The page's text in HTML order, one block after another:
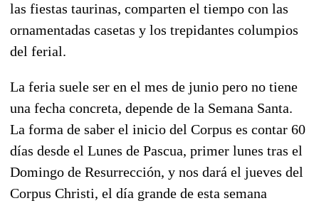
las fiestas taurinas, comparten el tiempo con las
ornamentadas casetas y los trepidantes columpios
del ferial.
La feria suele ser en el mes de junio pero no tiene
una fecha concreta, depende de la Semana Santa.
La forma de saber el inicio del Corpus es contar 60
días desde el Lunes de Pascua, primer lunes tras el
Domingo de Resurrección, y nos dará el jueves del
Corpus Christi, el día grande de esta semana